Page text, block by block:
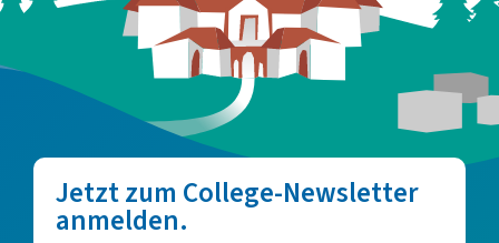
Jetzt zum College-Newsletter
anmelden.